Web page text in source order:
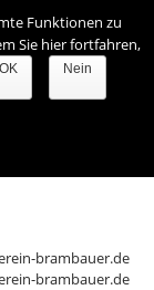
brambauer.de
brambauer.de
Funktionen zu
Sie hier fortfahren,
OK Nein